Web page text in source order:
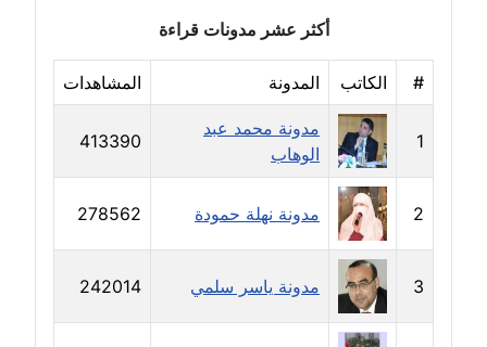
عاملة
مدونة جيهان عوض
عاملة
مدونة حاتم سلامة
عاملة
مدونة حجازي يونس
عاملة
أكثر عشر مدونات قراءة
# الكاتب المدونة المشاهدات
1
مدونة محمد عبد
الوهاب
413390
2 مدونة نهلة حمودة 278562
3 مدونة ياسر سلمي 242014